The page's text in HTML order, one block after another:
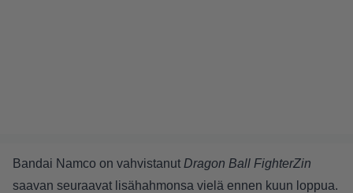
Bandai Namco on vahvistanut Dragon Ball FighterZin
saavan seuraavat lisähahmonsa vielä ennen kuun loppua.